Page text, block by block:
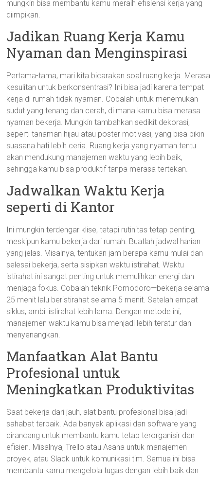
mungkin bisa membantu kamu meraih efisiensi kerja yang
diimpikan.
Jadikan Ruang Kerja Kamu
Nyaman dan Menginspirasi
Pertama-tama, mari kita bicarakan soal ruang kerja. Merasa
kesulitan untuk berkonsentrasi? Ini bisa jadi karena tempat
kerja di rumah tidak nyaman. Cobalah untuk menemukan
sudut yang tenang dan cerah, di mana kamu bisa merasa
nyaman bekerja. Mungkin tambahkan sedikit dekorasi,
seperti tanaman hijau atau poster motivasi, yang bisa bikin
suasana hati lebih ceria. Ruang kerja yang nyaman tentu
akan mendukung manajemen waktu yang lebih baik,
sehingga kamu bisa produktif tanpa merasa tertekan.
Jadwalkan Waktu Kerja
seperti di Kantor
Ini mungkin terdengar klise, tetapi rutinitas tetap penting,
meskipun kamu bekerja dari rumah. Buatlah jadwal harian
yang jelas. Misalnya, tentukan jam berapa kamu mulai dan
selesai bekerja, serta sisipkan waktu istirahat. Waktu
istirahat ini sangat penting untuk memulihkan energi dan
menjaga fokus. Cobalah teknik Pomodoro—bekerja selama
25 menit lalu beristirahat selama 5 menit. Setelah empat
siklus, ambil istirahat lebih lama. Dengan metode ini,
manajemen waktu kamu bisa menjadi lebih teratur dan
menyenangkan.
Manfaatkan Alat Bantu
Profesional untuk
Meningkatkan Produktivitas
Saat bekerja dari jauh, alat bantu profesional bisa jadi
sahabat terbaik. Ada banyak aplikasi dan software yang
dirancang untuk membantu kamu tetap terorganisir dan
efisien. Misalnya, Trello atau Asana untuk manajemen
proyek, atau Slack untuk komunikasi tim. Semua ini bisa
membantu kamu mengelola tugas dengan lebih baik dan